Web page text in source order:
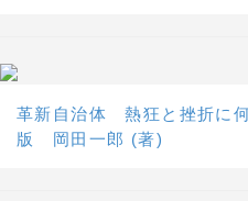
革新自治体 熱狂と挫折に
版 岡田一郎 (著)